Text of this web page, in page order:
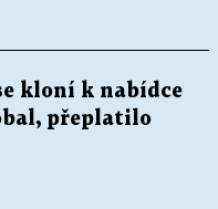
kloní k nabídce
přeplatilo